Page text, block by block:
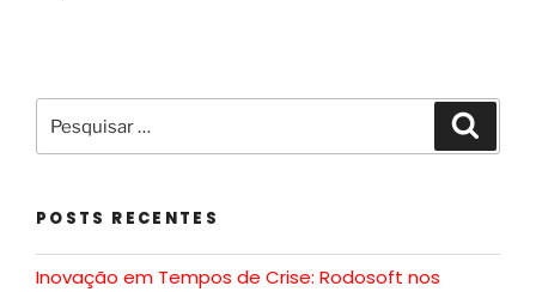
POSTS RECENTES
Inovação em Tempos de Crise: Rodosoft nos